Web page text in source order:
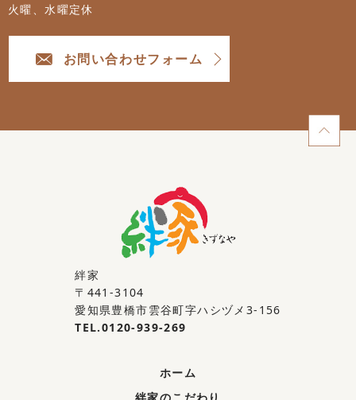
火曜、水曜定休
お問い合わせフォーム
絆家
〒441-3104
愛知県豊橋市雲谷町字ハシヅメ3-156
TEL.0120-939-269
ホーム